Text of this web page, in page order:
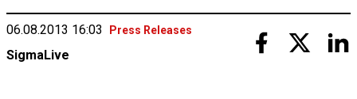
06.08.2013 16:03 Press Releases
SigmaLive